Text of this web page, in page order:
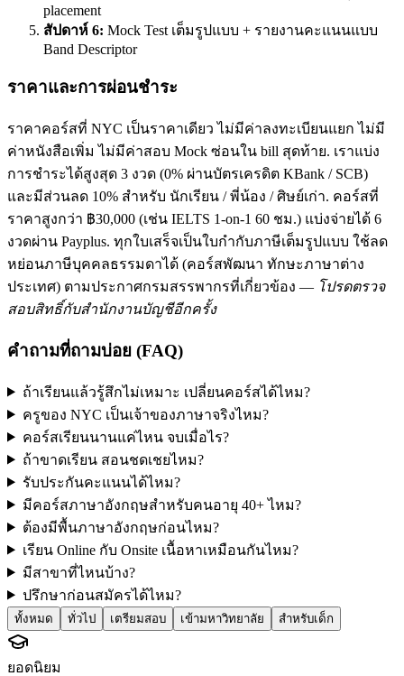
placement
สัปดาห์ 6: Mock Test เต็มรูปแบบ + รายงานคะแนนแบบ
Band Descriptor
ราคาและการผ่อนชำระ
ราคาคอร์สที่ NYC เป็นราคาเดียว ไม่มีค่าลงทะเบียนแยก ไม่มี
ค่าหนังสือเพิ่ม ไม่มีค่าสอบ Mock ซ่อนใน bill สุดท้าย. เราแบ่ง
การชำระได้สูงสุด 3 งวด (0% ผ่านบัตรเครดิต KBank / SCB)
และมีส่วนลด 10% สำหรับ นักเรียน / พี่น้อง / ศิษย์เก่า. คอร์สที่
ราคาสูงกว่า ฿30,000 (เช่น IELTS 1-on-1 60 ชม.) แบ่งจ่ายได้ 6
งวดผ่าน Payplus. ทุกใบเสร็จเป็นใบกำกับภาษีเต็มรูปแบบ ใช้ลด
หย่อนภาษีบุคคลธรรมดาได้ (คอร์สพัฒนา ทักษะภาษาต่าง
ประเทศ) ตามประกาศกรมสรรพากรที่เกี่ยวข้อง — โปรดตรวจ
สอบสิทธิ์กับสำนักงานบัญชีอีกครั้ง
คำถามที่ถามบ่อย (FAQ)
ถ้าเรียนแล้วรู้สึกไม่เหมาะ เปลี่ยนคอร์สได้ไหม?
ครูของ NYC เป็นเจ้าของภาษาจริงไหม?
คอร์สเรียนนานแค่ไหน จบเมื่อไร?
ถ้าขาดเรียน สอนชดเชยไหม?
รับประกันคะแนนได้ไหม?
มีคอร์สภาษาอังกฤษสำหรับคนอายุ 40+ ไหม?
ต้องมีพื้นภาษาอังกฤษก่อนไหม?
เรียน Online กับ Onsite เนื้อหาเหมือนกันไหม?
มีสาขาที่ไหนบ้าง?
ปรึกษาก่อนสมัครได้ไหม?
ทั้งหมด ทั่วไป เตรียมสอบ เข้ามหาวิทยาลัย สำหรับเด็ก
ยอดนิยม